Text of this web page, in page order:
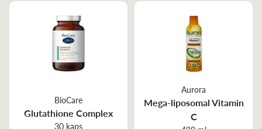
BioCare
Glutathione Complex
30 kaps
Aurora
Mega-liposomal Vitamin
C